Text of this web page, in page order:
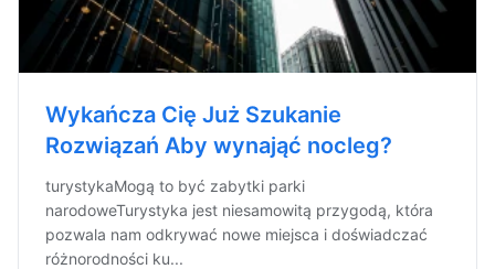
Wykańcza Cię Już Szukanie
Rozwiązań Aby wynająć nocleg?
turystykaMogą to być zabytki parki
narodoweTurystyka jest niesamowitą przygodą, która
pozwala nam odkrywać nowe miejsca i doświadczać
różnorodności ku...